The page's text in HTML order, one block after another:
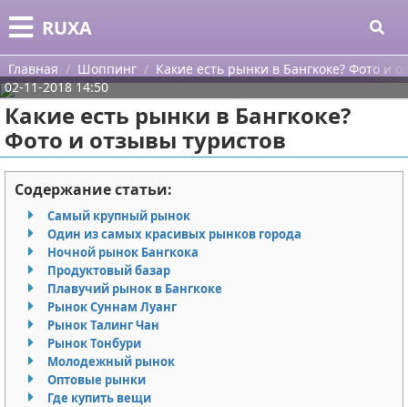
RUXA
Меню
Главная
Категории
Уход за кожей
Одежда
Шоппинг
Подарки
Украшения
Косметика
Уход за волосами
Поиск
О проекте
Контакты
Сотрудничество
Размещение рекламы
Для правообладателей
Условия предоставления информации
Главная Шоппинг
Какие есть рынки в Бангкоке? Фото и
02-11-2018 14:50
Какие есть рынки в Бангкоке?
Фото и отзывы туристов
Содержание статьи:
Самый крупный рынок
Один из самых красивых рынков города
Ночной рынок Бангкока
Продуктовый базар
Плавучий рынок в Бангкоке
Рынок Суннам Луанг
Рынок Талинг Чан
Рынок Тонбури
Молодежный рынок
Оптовые рынки
Где купить вещи